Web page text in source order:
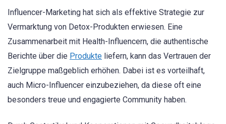
Influencer-Marketing hat sich als effektive Strategie zur
Vermarktung von Detox-Produkten erwiesen. Eine
Zusammenarbeit mit Health-Influencern, die authentische
Berichte über die Produkte liefern, kann das Vertrauen der
Zielgruppe maßgeblich erhöhen. Dabei ist es vorteilhaft,
auch Micro-Influencer einzubeziehen, da diese oft eine
besonders treue und engagierte Community haben.